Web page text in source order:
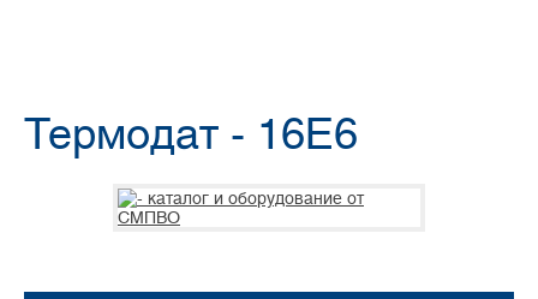
Термодат - 16Е6